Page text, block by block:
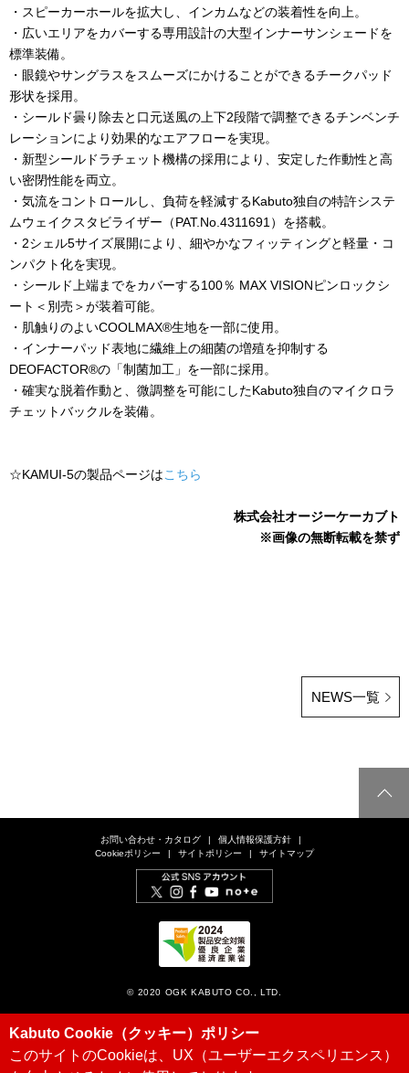
・スピーカーホールを拡大し、インカムなどの装着性を向上。
・広いエリアをカバーする専用設計の大型インナーサンシェードを
標準装備。
・眼鏡やサングラスをスムーズにかけることができるチークパッド
形状を採用。
・シールド曇り除去と口元送風の上下2段階で調整できるチンベンチ
レーションにより効果的なエアフローを実現。
・新型シールドラチェット機構の採用により、安定した作動性と高
い密閉性能を両立。
・気流をコントロールし、負荷を軽減するKabuto独自の特許システ
ムウェイクスタビライザー（PAT.No.4311691 ）を搭載。
・ 2シェル5サイズ展開により、細やかなフィッティングと軽量・コ
ンパクト化を実現。
・シールド上端までをカバーする100％ MAX VISIONピンロックシ
ート＜別売＞が装着可能。
・肌触りのよいCOOLMAX®生地を一部に使用。
・インナーパッド表地に繊維上の細菌の増殖を抑制する
DEOFACTOR®の「制菌加工」を一部に採用。
・確実な脱着作動と、微調整を可能にしたKabuto独自のマイクロラ
チェットバックルを装備。
☆KAMUI-5の製品ページはこちら
株式会社オージーケーカブト
※画像の無断転載を禁ず
NEWS一覧
お問い合わせ・カタログ
個人情報保護方針
Cookieポリシー
サイトポリシー サイトマップ
© 2020 OGK KABUTO CO., LTD.
Kabuto Cookie（クッキー）ポリシー
このサイトのCookieは、UX（ユーザーエクスペリエンス）